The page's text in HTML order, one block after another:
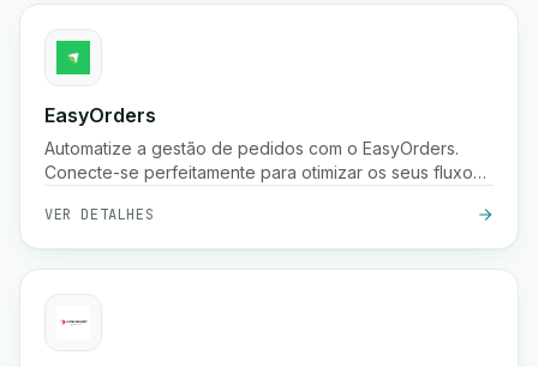
EasyOrders
Automatize a gestão de pedidos com o EasyOrders.
Conecte-se perfeitamente para otimizar os seus fluxos
VER DETALHES